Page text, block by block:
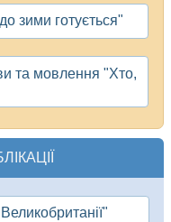
зими готується"
та мовлення "Хто,